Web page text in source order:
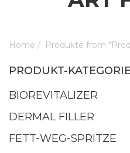
ZUM
WEITER
Home / Produkte from
PRODUKT-
BIOREVITALIZER
DERMAL FILLER
FETT-WEG-SPRITZE